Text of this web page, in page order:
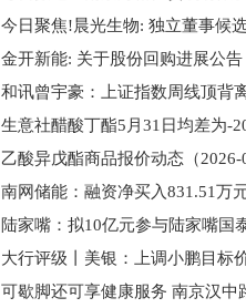
金开新能: 关于股份回购进展公告
和讯曾宇豪：上证指数周线顶背
乙酸异戊酯商品报价动态（2026-